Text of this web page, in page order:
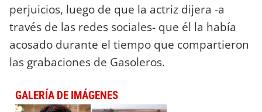
perjuicios, luego de que la actriz dijera -a
través de las redes sociales- que él la había
acosado durante el tiempo que compartieron
las grabaciones de Gasoleros.
GALERÍA DE IMÁGENES